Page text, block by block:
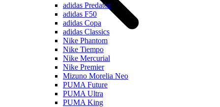
adidas Predator
adidas F50
adidas Copa
adidas Classics
Nike Phantom
Nike Tiempo
Nike Mercurial
Nike Premier
Mizuno Morelia Neo
PUMA Future
PUMA Ultra
PUMA King